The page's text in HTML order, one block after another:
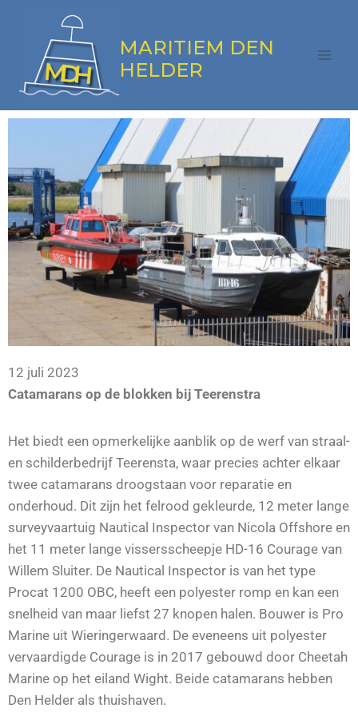
MARITIEM DEN
HELDER
12 juli 2023
Catamarans op de blokken bij Teerenstra
Het biedt een opmerkelijke aanblik op de werf van straal-
en schilderbedrijf Teerensta, waar precies achter elkaar
twee catamarans droogstaan voor reparatie en
onderhoud. Dit zijn het felrood gekleurde, 12 meter lange
surveyvaartuig Nautical Inspector van Nicola Offshore en
het 11 meter lange vissersscheepje HD-16 Courage van
Willem Sluiter. De Nautical Inspector is van het type
Procat 1200 OBC, heeft een polyester romp en kan een
snelheid van maar liefst 27 knopen halen. Bouwer is Pro
Marine uit Wieringerwaard. De eveneens uit polyester
vervaardigde Courage is in 2017 gebouwd door Cheetah
Marine op het eiland Wight. Beide catamarans hebben
Den Helder als thuishaven.